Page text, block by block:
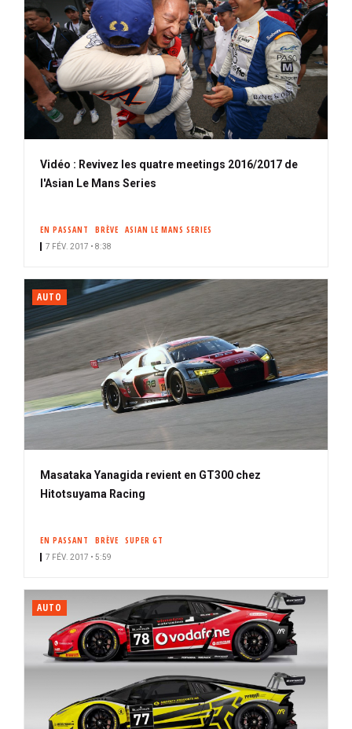
Vidéo : Revivez les quatre meetings 2016/2017 de
l'Asian Le Mans Series
EN PASSANT BRÈVE ASIAN LE MANS SERIES
7 FÉV. 2017 • 8:38
AUTO
Masataka Yanagida revient en GT300 chez
Hitotsuyama Racing
EN PASSANT BRÈVE SUPER GT
7 FÉV. 2017 • 5:59
AUTO